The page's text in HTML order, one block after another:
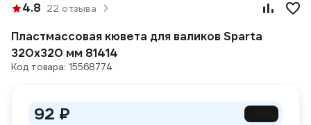
4.8 22 отзыва
Пластмассовая кювета для валиков Sparta
320х320 мм 81414
Код товара: 15568774
92 ₽